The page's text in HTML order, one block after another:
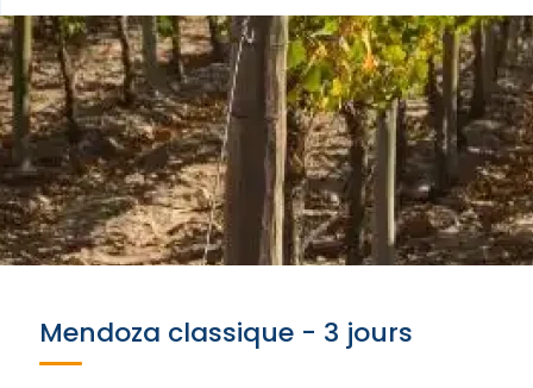
Mendoza classique - 3 jours